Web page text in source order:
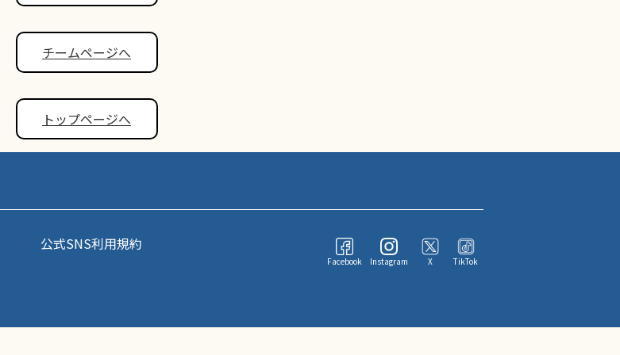
チームページへ
トップページへ
公式SNS利用規約
Facebook Instagram X TikTok